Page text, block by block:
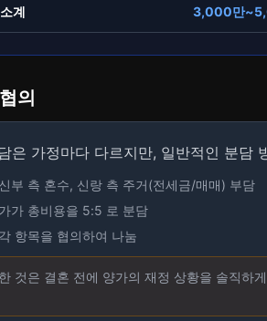
계 3,000만
의
은 가정마다 다르지만, 일반적인 분담
신부 측 혼수, 신랑 측 주거(전세금/매매) 부담
가 총비용을 5:5 로 분담
각 항목을 협의하여 나눔
것은 결혼 전에 양가의 재정 상황을 솔직하